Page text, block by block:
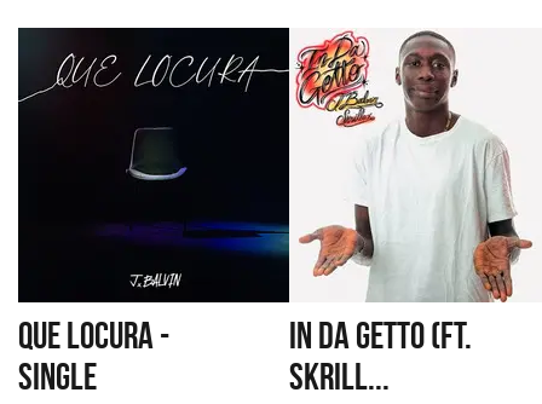
QUE LOCURA -
SINGLE
IN DA GETTO (FT.
SKRILL...